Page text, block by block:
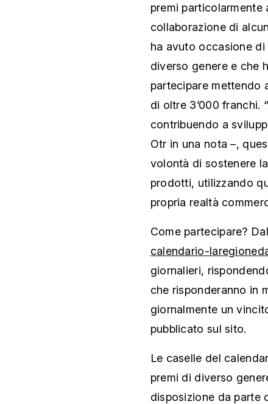
premi
collaborazione di
ha avuto occasione di
diverso genere e che
partecipare mettendo
di oltre 3’000 franchi.
contribuendo a
Otr in una nota –,
volontà di sostenere
prodotti, utilizzando
propria realtà
Come partecipare?
calendario-
giornalieri,
che risponderanno in
giornalmente un
pubblicato sul sito.
Le caselle del
premi di diverso
disposizione da parte